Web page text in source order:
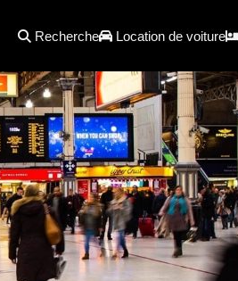
Recherche Location de voiture